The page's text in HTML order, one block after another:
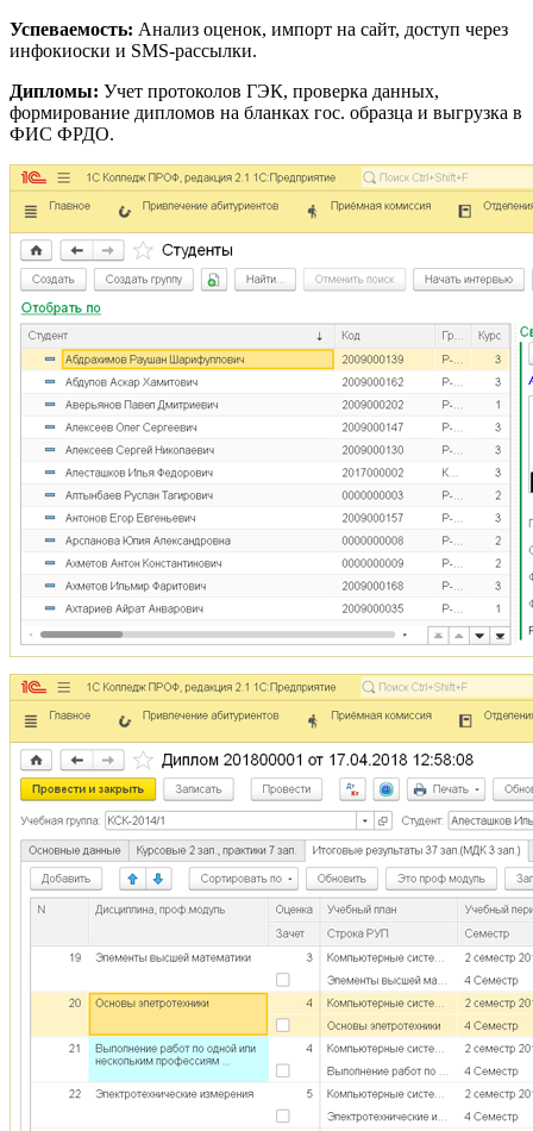
Успеваемость: Анализ оценок, импорт на сайт, доступ через
инфокиоски и SMS-рассылки.
Дипломы: Учет протоколов ГЭК, проверка данных,
формирование дипломов на бланках гос. образца и выгрузка в
ФИС ФРДО.